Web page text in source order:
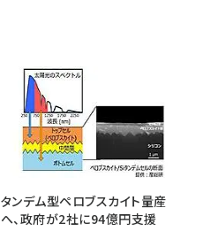
タンデム型ペロブスカイト量産
へ、政府が2社に94億円支援